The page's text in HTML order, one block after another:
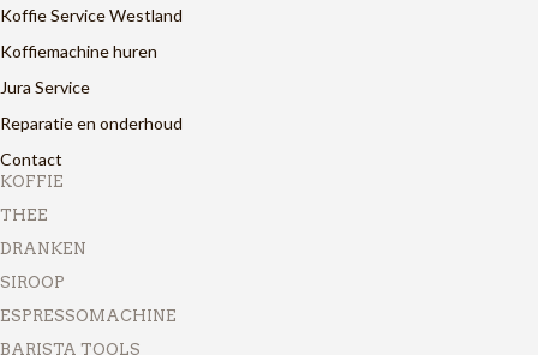
Koffie Service Westland
Koffiemachine huren
Jura Service
Reparatie en onderhoud
Contact
KOFFIE
THEE
DRANKEN
SIROOP
ESPRESSOMACHINE
BARISTA TOOLS